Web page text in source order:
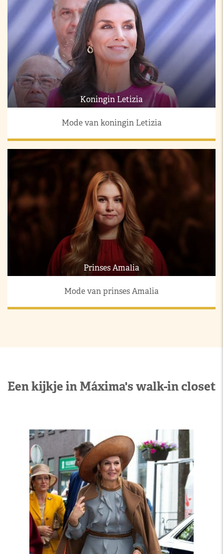
Koningin Letizia
Mode van koningin Letizia
Prinses Amalia
Mode van prinses Amalia
Een kijkje in Máxima's walk-in closet